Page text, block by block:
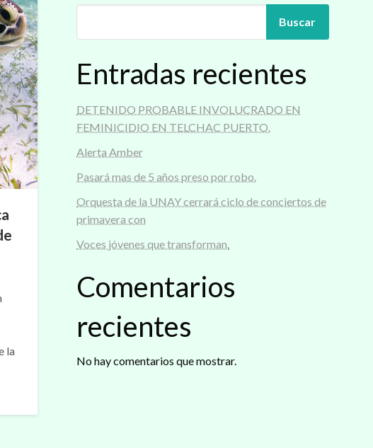
la
Buscar
Entradas recientes
DETENIDO PROBABLE INVOLUCRADO EN
FEMINICIDIO EN TELCHAC PUERTO.
Alerta Amber
Pasará mas de 5 años preso por robo.
Orquesta de la UNAY cerrará ciclo de conciertos de
primavera con
Voces jóvenes que transforman.
Comentarios
recientes
No hay comentarios que mostrar.